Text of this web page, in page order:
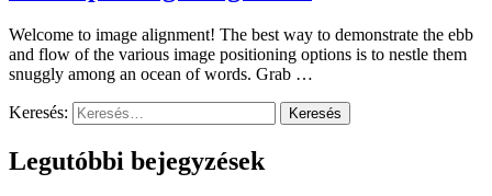
Welcome to image alignment! The best way to demonstrate the ebb
and flow of the various image positioning options is to nestle them
snuggly among an ocean of words. Grab …
Keresés:
Legutóbbi bejegyzések